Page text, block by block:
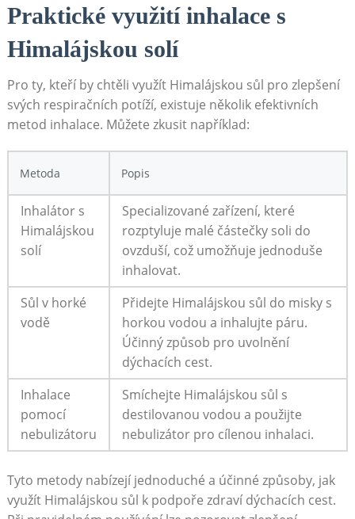
Praktické využití inhalace s
Himalájskou solí
Pro ‍ty, kteří by chtěli využít⁢ Himalájskou sůl pro zlepšení
svých respiračních⁣ potíží, existuje několik efektivních
metod inhalace. Můžete zkusit například:
Metoda Popis
Inhalátor⁢ s
Himalájskou
solí
Specializované zařízení, které
rozptyluje malé částečky soli do
ovzduší, ⁤což umožňuje jednoduše
inhalovat.
Sůl v‌ horké
vodě
Přidejte Himalájskou sůl do misky ⁤s
horkou vodou a inhalujte páru.⁣
Účinný způsob pro uvolnění
⁤dýchacích cest.
Inhalace
pomocí
nebulizátoru
Smíchejte Himalájskou⁤ sůl s
destilovanou vodou a použijte
nebulizátor pro cílenou inhalaci.
Tyto metody nabízejí jednoduché ⁢a účinné způsoby, jak
využít Himalájskou sůl k podpoře zdraví dýchacích⁢ cest.